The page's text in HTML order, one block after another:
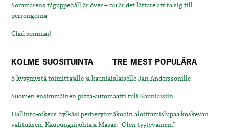
Sommarens tåguppehåll är över – nu är det lättare att ta sig till
perrongerna
Glad sommar!
KOLME SUOSITUINTA TRE MEST POPULÄRA
5 kysymystä toimittajalle ja kauniaislaiselle Jan Anderssonille
Suomen ensimmäinen pizza-automaatti tuli Kauniaisiin
Hallinto-oikeus hylkäsi perheryhmäkodin aloittamislupaa koskevan
valituksen. Kaupunginjohtaja Masar: “Olen tyytyväinen.”